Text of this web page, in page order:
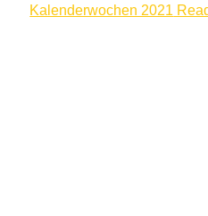
Kalenderwochen 2021